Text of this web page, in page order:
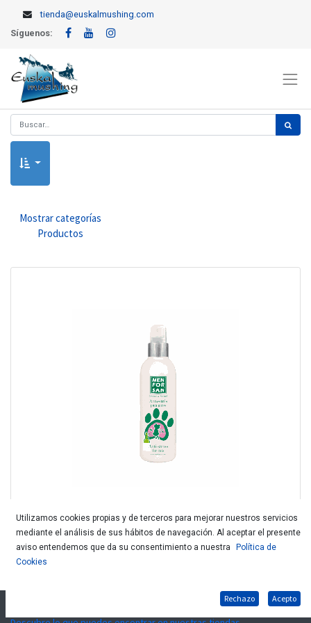
tienda@euskalmushing.com
Síguenos:
Mostrar categorías
Productos
D.MENFORSAN ANTIESTRES PARA GATOS.TI
Utilizamos cookies propias y de terceros para mejorar nuestros servicios
mediante el análisis de sus hábitos de navegación. Al aceptar el presente
aviso entendemos que da su consentimiento a nuestra
Política de
Cookies
Rechazo Acepto